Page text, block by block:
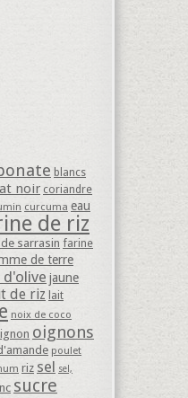
blancs
noir coriandre
curcuma eau
de riz
sarrasin farine
de terre
d'olive jaune
de riz lait
noix de coco
oignons
poulet
riz sel sel,
sucre